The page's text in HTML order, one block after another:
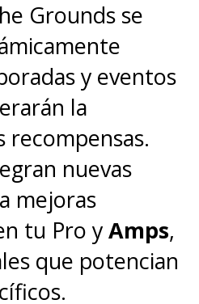
Grounds se
y eventos
la
recompensas.
nuevas
mejoras
tu Pro yAmps,
que potencian